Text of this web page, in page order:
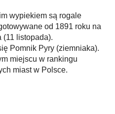
wypiekiem są rogale
od 1891 roku na
(11 listopada).
Pomnik Pyry (ziemniaka).
miejscu w rankingu
miast w Polsce.